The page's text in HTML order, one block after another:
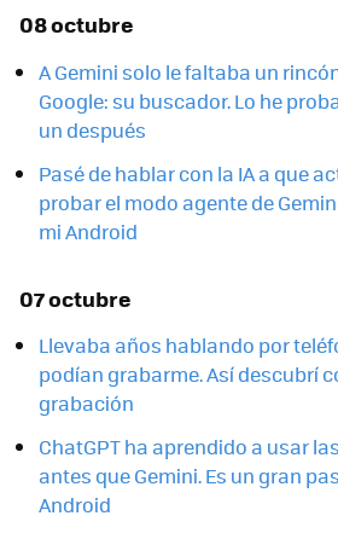
08 octubre
A Gemini solo le faltaba un
Google: su buscador. Lo he
un después
Pasé de hablar con la IA a que
probar el modo agente de
mi Android
07 octubre
Llevaba años hablando por
podían grabarme. Así descubrí
grabación
ChatGPT ha aprendido a usar
antes que Gemini. Es un gran
Android